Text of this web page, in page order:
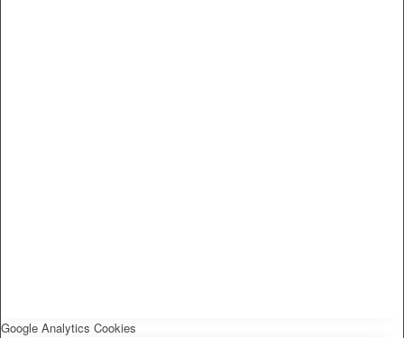
Google Analytics Cookies